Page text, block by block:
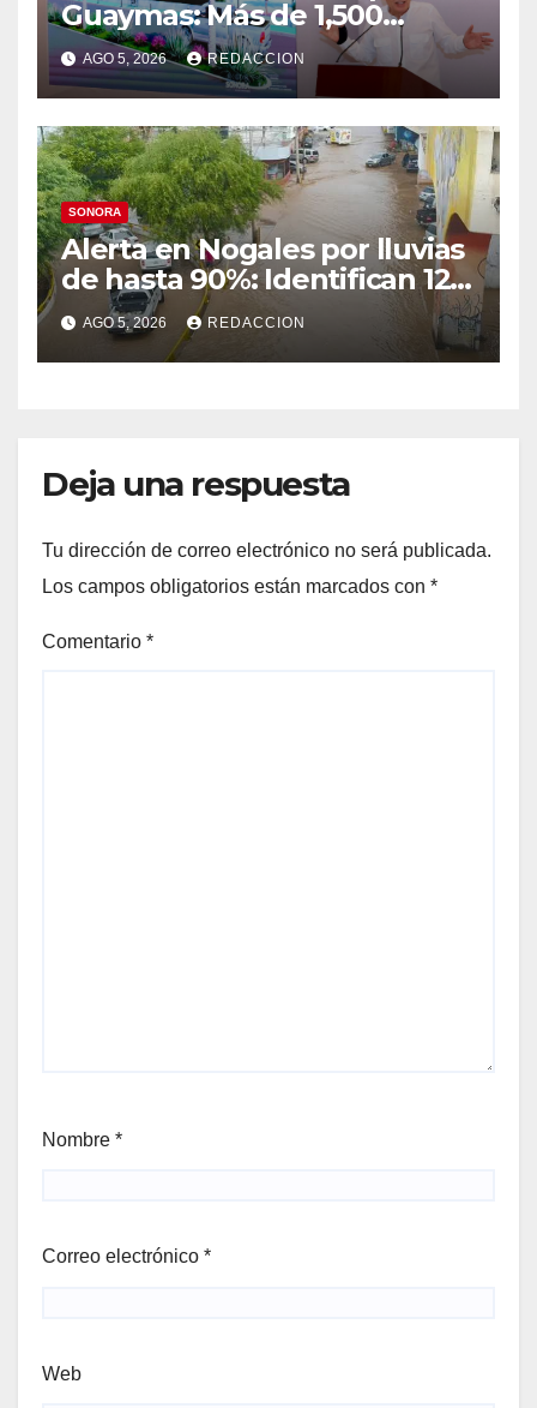
Guaymas: Más de 1,500
viviendas, modernización del
malecón y nuevo hospital del
IMSS
AGO 5, 2026 REDACCION
SONORA
Alerta en Nogales por lluvias
de hasta 90%: Identifican 12
vialidades con alto riesgo de
arroyos e inundaciones
AGO 5, 2026 REDACCION
Deja una respuesta
Tu dirección de correo electrónico no será publicada.
Los campos obligatorios están marcados con *
Comentario *
Nombre *
Correo electrónico *
Web